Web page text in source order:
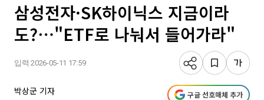
삼성전자·SK하이닉스 지금이라
도?⋯"ETF로 나눠서 들어가라"
입력 2026-05-11 17:59
박상군 기자 구글 선호매체 추가